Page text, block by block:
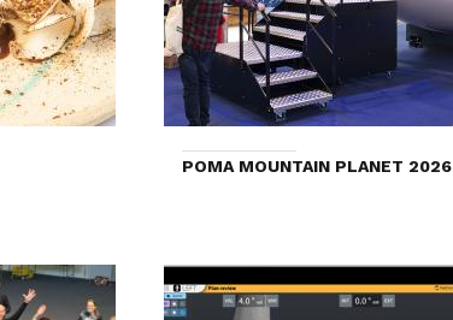
POMA MOUNTAIN PLANET 2026